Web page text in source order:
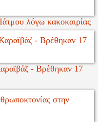
λόγω κακοκαιρίας
- Βρέθηκαν 17